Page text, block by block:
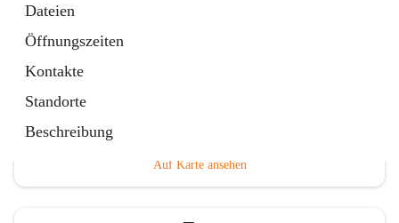
Dateien
Öffnungszeiten
Kontakte
Standorte
Beschreibung
Auf Karte ansehen